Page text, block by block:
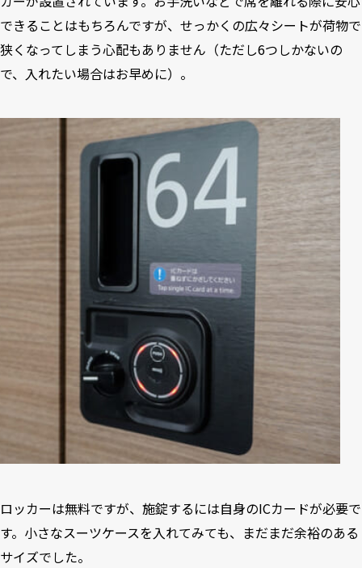
できることはもちろんですが、せっかくの広々シートが荷物で
狭くなってしまう心配もありません（ただし6つしかないの
で、入れたい場合はお早めに）。
ロッカーは無料ですが、施錠するには自身のICカードが必要で
す。小さなスーツケースを入れてみても、まだまだ余裕のある
サイズでした。